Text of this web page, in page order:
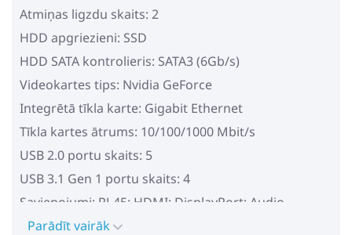
Atmiņas ligzdu skaits: 2
HDD apgriezieni: SSD
HDD SATA kontrolieris: SATA3 (6Gb/s)
Videokartes tips: Nvidia GeForce
Integrētā tīkla karte: Gigabit Ethernet
Tīkla kartes ātrums: 10/100/1000 Mbit/s
USB 2.0 portu skaits: 5
USB 3.1 Gen 1 portu skaits: 4
Savienojumi: RJ-45; HDMI; DisplayPort; Audio
in/Audio out; Mic
Parādīt vairāk